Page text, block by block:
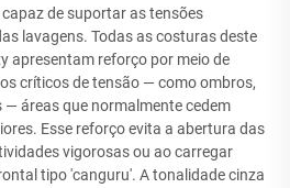
de suportar as tensões
lavagens. Todas as costuras deste
apresentam reforço por meio de
críticos de tensão — como ombros,
— áreas que normalmente cedem
Esse reforço evita a abertura das
vigorosas ou ao carregar
tipo 'canguru'. A tonalidade cinza